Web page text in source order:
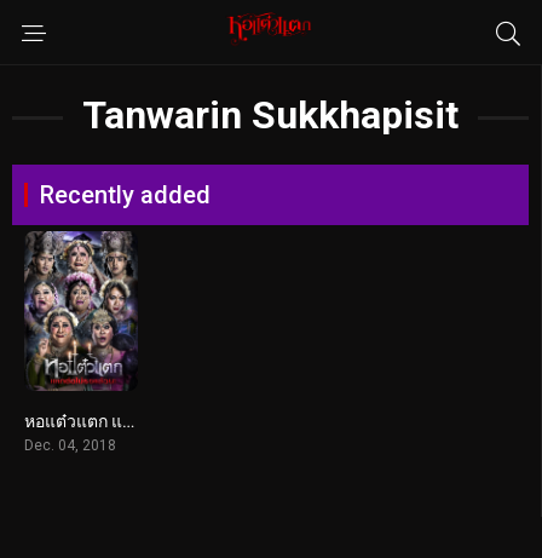
Tanwarin Sukkhapisit
Recently added
หอแต๋วแตก แหกต่อไม่รอแล้วนะ (2018)
Dec. 04, 2018